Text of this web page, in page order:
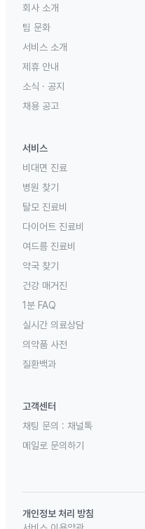
회사 소개
팀 문화
서비스 소개
제휴 안내
소식 · 공지
채용 공고
서비스
비대면 진료
병원 찾기
탈모 진료비
다이어트 진료비
여드름 진료비
약국 찾기
건강 매거진
1분 FAQ
실시간 의료상담
의약품 사전
질환백과
고객센터
채팅 문의 : 채널톡
메일로 문의하기
개인정보 처리 방침